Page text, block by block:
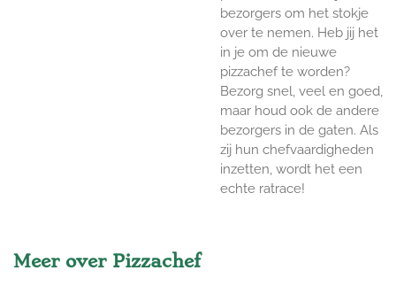
bezorgers om het stokje
over te nemen. Heb jij het
in je om de nieuwe
pizzachef te worden?
Bezorg snel, veel en goed,
maar houd ook de andere
bezorgers in de gaten. Als
zij hun chefvaardigheden
inzetten, wordt het een
echte ratrace!
Meer over Pizzachef